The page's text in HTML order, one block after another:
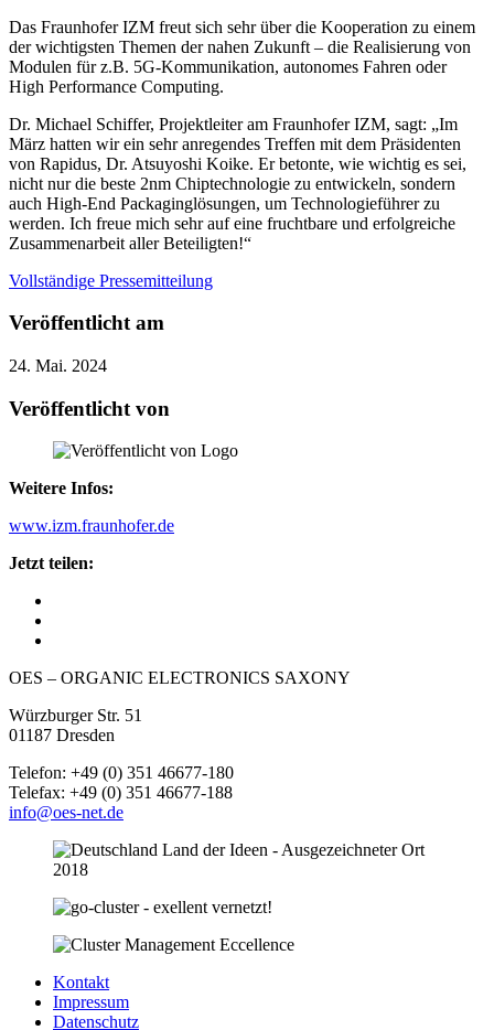
Das Fraunhofer IZM freut sich sehr über die Kooperation zu einem
der wichtigsten Themen der nahen Zukunft – die Realisierung von
Modulen für z.B. 5G-Kommunikation, autonomes Fahren oder
High Performance Computing.
Dr. Michael Schiffer, Projektleiter am Fraunhofer IZM, sagt: „Im
März hatten wir ein sehr anregendes Treffen mit dem Präsidenten
von Rapidus, Dr. Atsuyoshi Koike. Er betonte, wie wichtig es sei,
nicht nur die beste 2nm Chiptechnologie zu entwickeln, sondern
auch High-End Packaginglösungen, um Technologieführer zu
werden. Ich freue mich sehr auf eine fruchtbare und erfolgreiche
Zusammenarbeit aller Beteiligten!“
Vollständige Pressemitteilung
Veröffentlicht am
24. Mai. 2024
Veröffentlicht von
Weitere Infos:
www.izm.fraunhofer.de
Jetzt teilen:
OES – ORGANIC ELECTRONICS SAXONY
Würzburger Str. 51
01187 Dresden
Telefon: +49 (0) 351 46677-180
Telefax: +49 (0) 351 46677-188
info@oes-net.de
Kontakt
Impressum
Datenschutz